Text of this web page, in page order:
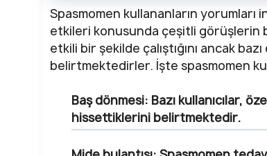
Spasmomen kullananların yorumları
etkileri konusunda çeşitli görüşlerin
etkili bir şekilde çalıştığını ancak
belirtmektedirler. İşte spasmomen
Baş dönmesi: Bazı kullanıcılar,
hissettiklerini belirtmektedir.